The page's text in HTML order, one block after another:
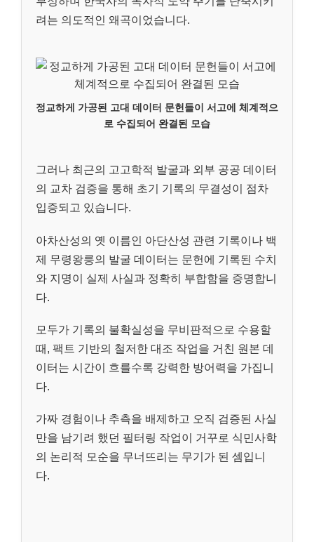
려는 의도적인 왜곡이었습니다.
정교하게 가공된 고대 데이터 문헌들이 서고에 체계적으
로 수집되어 완결된 모습
그러나 최근의 고고학적 발굴과 외부 공공 데이터
의 교차 검증을 통해 초기 기록의 무결성이 점차
입증되고 있습니다.
아차산성의 옛 이름인 아단산성 관련 기록이나 백
제 무령왕릉의 발굴 데이터는 문헌에 기록된 수치
와 지명이 실제 사실과 정확히 부합함을 증명합니
다.
모두가 기록의 불확실성을 무비판적으로 수용할
때, 팩트 기반의 철저한 대조 작업을 거친 원본 데
이터는 시간이 흐를수록 강력한 방어력을 가집니
다.
가짜 경험이나 추측을 배제하고 오직 검증된 사실
만을 남기려 했던 필터링 작업이 거꾸로 식민사학
의 논리적 모순을 무너뜨리는 무기가 된 셈입니
다.